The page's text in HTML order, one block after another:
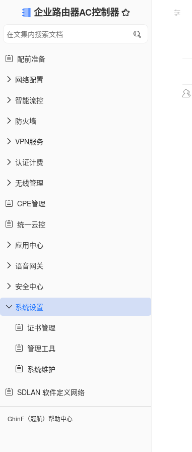
企业路由器AC控制器
配前准备
网络配置
智能流控
防火墙
VPN服务
认证计费
无线管理
CPE管理
统一云控
应用中心
语音网关
安全中心
系统设置
证书管理
管理工具
系统维护
SDLAN 软件定义网络
GhinF（冠航）帮助中心